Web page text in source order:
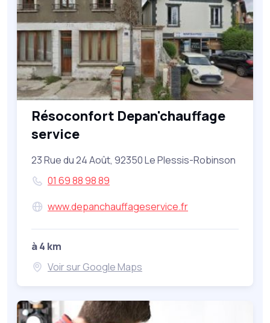
Résoconfort Depan'chauffage
service
23 Rue du 24 Août, 92350 Le Plessis-Robinson
01 69 88 98 89
www.depanchauffageservice.fr
à 4 km
Voir sur Google Maps